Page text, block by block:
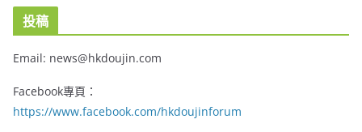
投稿
Email: news@hkdoujin.com
Facebook專頁：
https://www.facebook.com/hkdoujinforum